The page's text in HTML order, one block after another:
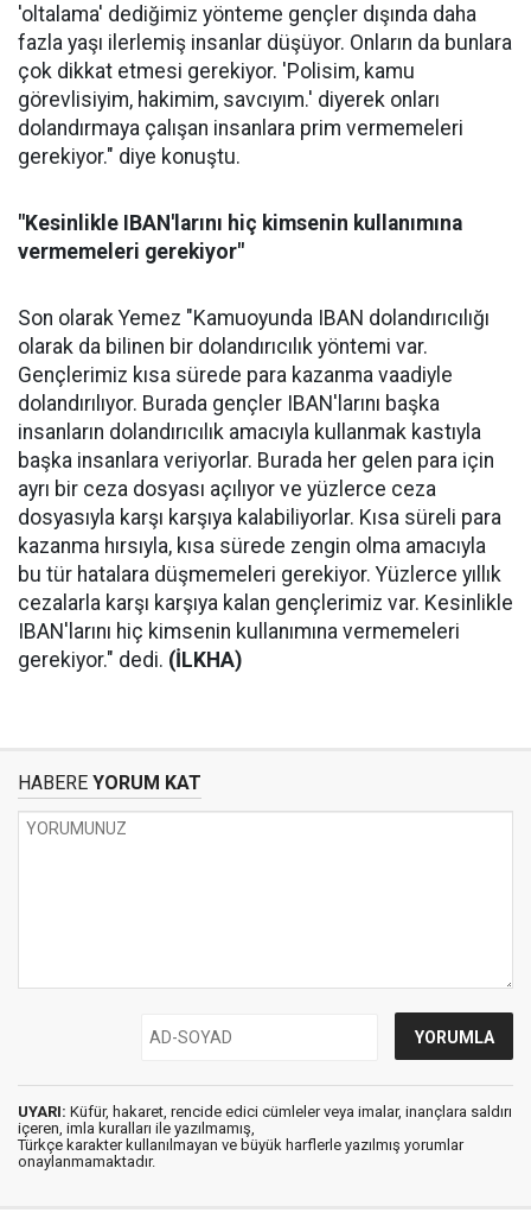
'oltalama' dediğimiz yönteme gençler dışında daha
fazla yaşı ilerlemiş insanlar düşüyor. Onların da bunlara
çok dikkat etmesi gerekiyor. 'Polisim, kamu
görevlisiyim, hakimim, savcıyım.' diyerek onları
dolandırmaya çalışan insanlara prim vermemeleri
gerekiyor." diye konuştu.
"Kesinlikle IBAN'larını hiç kimsenin kullanımına
vermemeleri gerekiyor"
Son olarak Yemez "Kamuoyunda IBAN dolandırıcılığı
olarak da bilinen bir dolandırıcılık yöntemi var.
Gençlerimiz kısa sürede para kazanma vaadiyle
dolandırılıyor. Burada gençler IBAN'larını başka
insanların dolandırıcılık amacıyla kullanmak kastıyla
başka insanlara veriyorlar. Burada her gelen para için
ayrı bir ceza dosyası açılıyor ve yüzlerce ceza
dosyasıyla karşı karşıya kalabiliyorlar. Kısa süreli para
kazanma hırsıyla, kısa sürede zengin olma amacıyla
bu tür hatalara düşmemeleri gerekiyor. Yüzlerce yıllık
cezalarla karşı karşıya kalan gençlerimiz var. Kesinlikle
IBAN'larını hiç kimsenin kullanımına vermemeleri
gerekiyor." dedi. (İLKHA)
HABERE YORUM KAT
UYARI: Küfür, hakaret, rencide edici cümleler veya imalar, inançlara saldırı
içeren, imla kuralları ile yazılmamış,
Türkçe karakter kullanılmayan ve büyük harflerle yazılmış yorumlar
onaylanmamaktadır.